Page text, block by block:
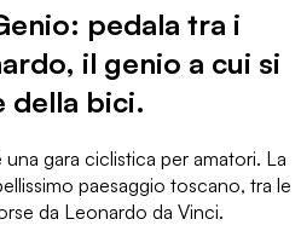
pedala tra i
il genio a cui si
della bici.
gara ciclistica per amatori. La
paesaggio toscano, tra le
da Leonardo da Vinci.